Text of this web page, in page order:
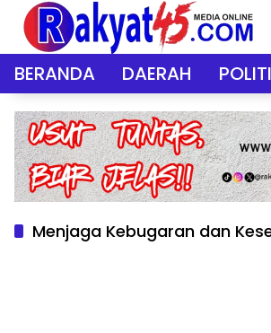
Langsung
konten
BERANDA DAERAH
Menjaga Kebugaran dan